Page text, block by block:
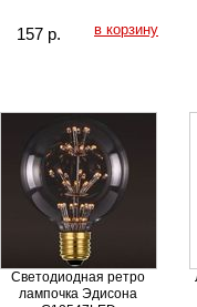
157 р. в корзину
Светодиодная ретро
лампочка Эдисона